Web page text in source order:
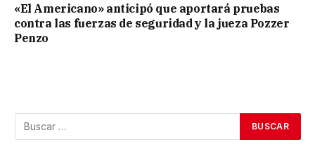
«El Americano» anticipó que aportará pruebas
contra las fuerzas de seguridad y la jueza Pozzer
Penzo